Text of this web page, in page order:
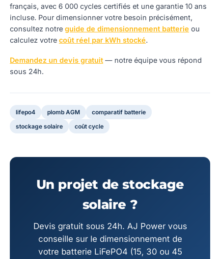
français, avec 6 000 cycles certifiés et une garantie 10 ans
incluse. Pour dimensionner votre besoin précisément,
consultez notre guide de dimensionnement batterie ou
calculez votre coût réel par kWh stocké.
Demandez un devis gratuit — notre équipe vous répond
sous 24h.
lifepo4 plomb AGM
comparatif batterie
stockage solaire
coût cycle
Un projet de stockage
solaire ?
Devis gratuit sous 24h. AJ Power vous
conseille sur le dimensionnement de
votre batterie LiFePO4 (15, 30 ou 45